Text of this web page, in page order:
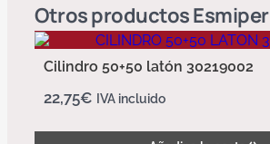
Otros productosEsmiper
Cilindro 50+50 latón 30219002
22,75€ IVA incluido